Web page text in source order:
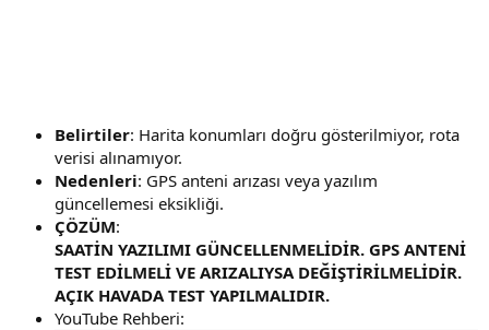
Belirtiler: Harita konumları doğru gösterilmiyor, rota
verisi alınamıyor.
Nedenleri: GPS anteni arızası veya yazılım
güncellemesi eksikliği.
ÇÖZÜM:
SAATİN YAZILIMI GÜNCELLENMELİDİR. GPS ANTENİ
TEST EDİLMELİ VE ARIZALIYSA DEĞİŞTİRİLMELİDİR.
AÇIK HAVADA TEST YAPILMALIDIR.
YouTube Rehberi: